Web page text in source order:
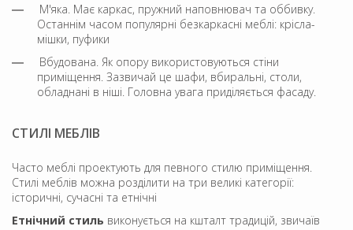
М'яка. Має каркас, пружний наповнювач та оббивку.
Останнім часом популярні безкаркасні меблі: крісла-
мішки, пуфики
Вбудована. Як опору використовуються стіни
приміщення. Зазвичай це шафи, вбиральні, столи,
обладнані в ніші. Головна увага приділяється фасаду.
СТИЛІ МЕБЛІВ
Часто меблі проектують для певного стилю приміщення.
Стилі меблів можна розділити на три великі категорії:
історичні, сучасні та етнічні
Етнічний стиль виконується на кшталт традицій, звичаїв